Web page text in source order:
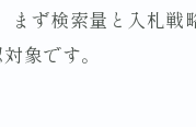
まず検索量と入札
象です。